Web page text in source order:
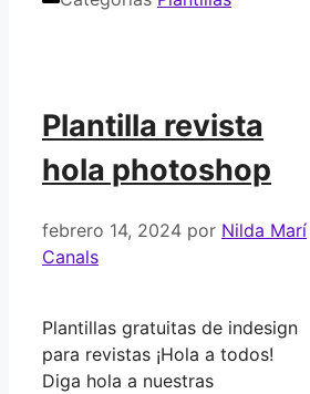
Plantilla revista
hola photoshop
febrero 14, 2024 por Nilda Marí
Canals
Plantillas gratuitas de indesign
para revistas ¡Hola a todos!
Diga hola a nuestras